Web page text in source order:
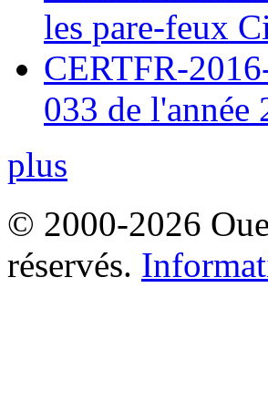
les pare-feux
CERTFR-
033 de l'année
plus
© 2000-2026
réservés.